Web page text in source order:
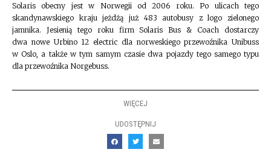
Solaris obecny jest w Norwegii od 2006 roku. Po ulicach tego
skandynawskiego kraju jeżdżą już 483 autobusy z logo zielonego
jamnika. Jesienią tego roku firm Solaris Bus & Coach dostarczy
dwa nowe Urbino 12 electric dla norweskiego przewoźnika Unibuss
w Oslo, a także w tym samym czasie dwa pojazdy tego samego typu
dla przewoźnika Norgebuss.
WIĘCEJ
UDOSTĘPNIJ